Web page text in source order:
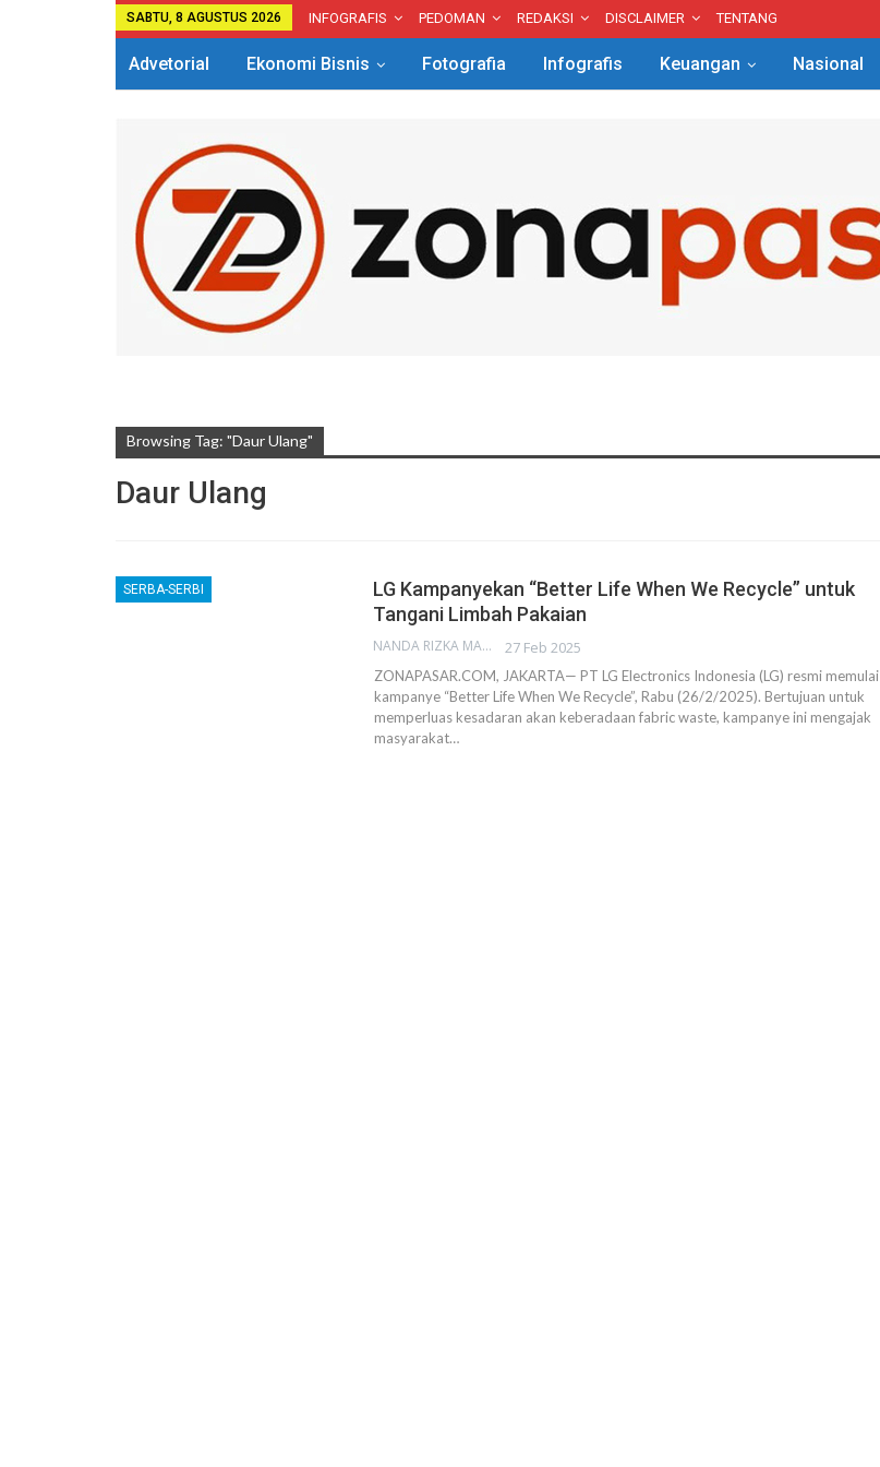
SABTU, 8 AGUSTUS 2026 INFOGRAFIS PEDOMAN REDAKSI DISCLAIMER TENTANG
Advetorial Ekonomi Bisnis Fotografia Infografis Keuangan Nasional
Browsing Tag: "Daur Ulang"
Daur Ulang
SERBA-SERBI
LG Kampanyekan “Better Life When We Recycle” untuk
Tangani Limbah Pakaian
NANDA RIZKA MAHENDRA 27 Feb 2025
ZONAPASAR.COM, JAKARTA— PT LG Electronics Indonesia (LG) resmi memulai
kampanye “Better Life When We Recycle”, Rabu (26/2/2025). Bertujuan untuk
memperluas kesadaran akan keberadaan fabric waste, kampanye ini mengajak
masyarakat…